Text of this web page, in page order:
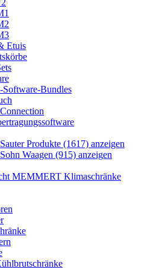
Etuis
Software-Bundles
Produkte (1617) anzeigen
Waagen (915) anzeigen
MEMMERT Klimaschränke